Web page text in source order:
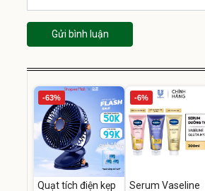
Gửi bình luận
-63%
Quạt tích điện kẹp
-6%
Serum Vaseline